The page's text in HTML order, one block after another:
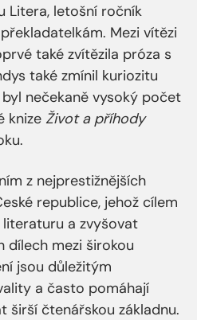
Litera, letošní ročník
Mezi vítězi
také zvítězila próza s
také zmínil kuriozitu
nečekaně vysoký počet
knize Život a příhody
z nejprestižnějších
republice, jehož cílem
a zvyšovat
dílech mezi širokou
jsou důležitým
a často pomáhají
širší čtenářskou základnu.